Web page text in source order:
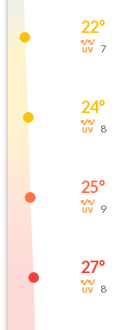
22°
7
24°
8
25°
9
27°
8